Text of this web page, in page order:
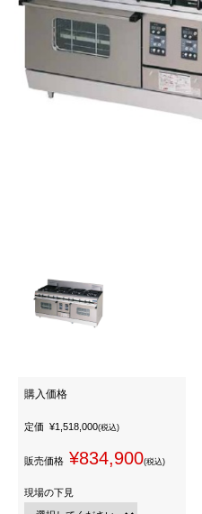
購入価格
定価 ¥1,518,000(税込)
販売価格 ¥834,900(税込)
現場の下見